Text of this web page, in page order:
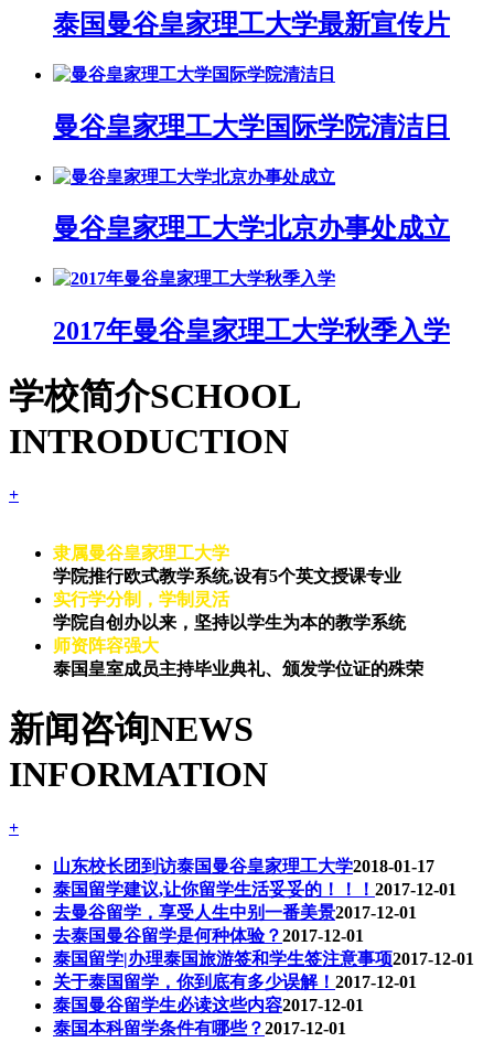
泰国曼谷皇家理工大学最新宣传片
曼谷皇家理工大学国际学院清洁日
曼谷皇家理工大学北京办事处成立
2017年曼谷皇家理工大学秋季入学
学校简介SCHOOL
INTRODUCTION
+
隶属曼谷皇家理工大学
学院推行欧式教学系统,设有5个英文授课专业
实行学分制，学制灵活
学院自创办以来，坚持以学生为本的教学系统
师资阵容强大
泰国皇室成员主持毕业典礼、颁发学位证的殊荣
新闻咨询NEWS
INFORMATION
+
山东校长团到访泰国曼谷皇家理工大学2018-01-17
泰国留学建议,让你留学生活妥妥的！！！ 2017-12-01
去曼谷留学，享受人生中别一番美景2017-12-01
去泰国曼谷留学是何种体验？2017-12-01
泰国留学|办理泰国旅游签和学生签注意事项2017-12-01
关于泰国留学，你到底有多少误解！ 2017-12-01
泰国曼谷留学生必读这些内容2017-12-01
泰国本科留学条件有哪些？2017-12-01